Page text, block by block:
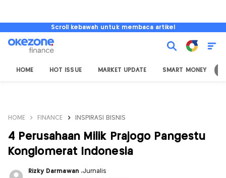
Scroll kebawah untuk membaca artikel
HOME HOT ISSUE MARKET UPDATE SMART MONEY
HOME FINANCE INSPIRASI BISNIS
4 Perusahaan Milik Prajogo Pangestu
Konglomerat Indonesia
Rizky Darmawan ,Jurnalis